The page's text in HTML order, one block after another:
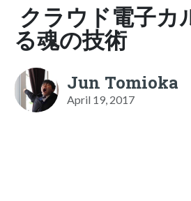
クラウド電子カ
る魂の技術
Jun Tomioka
April 19, 2017